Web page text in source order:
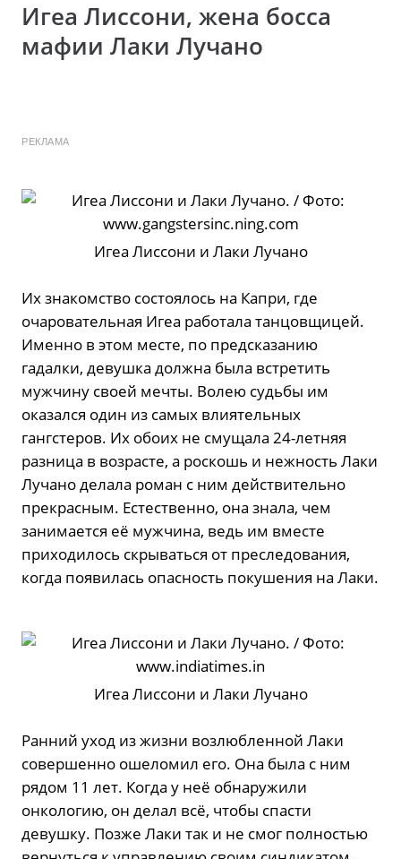
Игеа Лиссони, жена босса
мафии Лаки Лучано
РЕКЛАМА
Игеа Лиссони и Лаки Лучано
Их знакомство состоялось на Капри, где
очаровательная Игеа работала танцовщицей.
Именно в этом месте, по предсказанию
гадалки, девушка должна была встретить
мужчину своей мечты. Волею судьбы им
оказался один из самых влиятельных
гангстеров. Их обоих не смущала 24-летняя
разница в возрасте, а роскошь и нежность Лаки
Лучано делала роман с ним действительно
прекрасным. Естественно, она знала, чем
занимается её мужчина, ведь им вместе
приходилось скрываться от преследования,
когда появилась опасность покушения на Лаки.
Игеа Лиссони и Лаки Лучано
Ранний уход из жизни возлюбленной Лаки
совершенно ошеломил его. Она была с ним
рядом 11 лет. Когда у неё обнаружили
онкологию, он делал всё, чтобы спасти
девушку. Позже Лаки так и не смог полностью